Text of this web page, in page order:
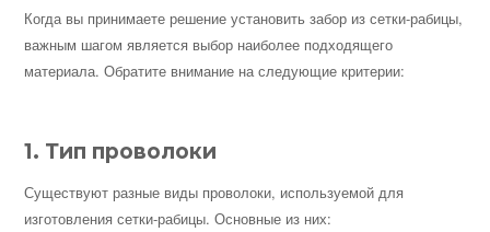
Когда вы принимаете решение установить забор из сетки-рабицы,
важным шагом является выбор наиболее подходящего
материала. Обратите внимание на следующие критерии:
1. Тип проволоки
Существуют разные виды проволоки, используемой для
изготовления сетки-рабицы. Основные из них: